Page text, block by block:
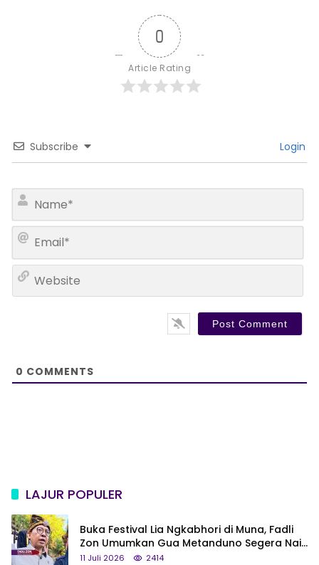
0
Article Rating
Subscribe Login
m
a
l
0 COMMENTS
LAJUR POPULER
Buka Festival Lia Ngkabhori di Muna, Fadli
Zon Umumkan Gua Metanduno Segera Naik
Status Jadi Cagar Budaya Nasional
11 Juli 2026 2414